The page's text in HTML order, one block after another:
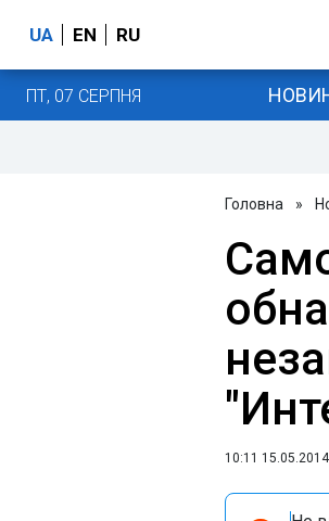
UA EN RU
ПТ, 07 СЕРПНЯ
Головна »
10:11